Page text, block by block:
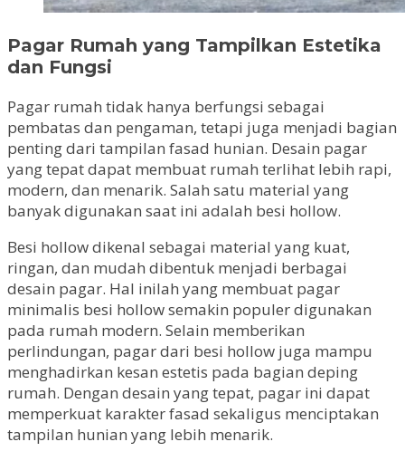
Pagar Rumah yang Tampilkan Estetika
dan Fungsi
Pagar rumah tidak hanya berfungsi sebagai
pembatas dan pengaman, tetapi juga menjadi bagian
penting dari tampilan fasad hunian. Desain pagar
yang tepat dapat membuat rumah terlihat lebih rapi,
modern, dan menarik. Salah satu material yang
banyak digunakan saat ini adalah besi hollow.
Besi hollow dikenal sebagai material yang kuat,
ringan, dan mudah dibentuk menjadi berbagai
desain pagar. Hal inilah yang membuat pagar
minimalis besi hollow semakin populer digunakan
pada rumah modern. Selain memberikan
perlindungan, pagar dari besi hollow juga mampu
menghadirkan kesan estetis pada bagian deping
rumah. Dengan desain yang tepat, pagar ini dapat
memperkuat karakter fasad sekaligus menciptakan
tampilan hunian yang lebih menarik.